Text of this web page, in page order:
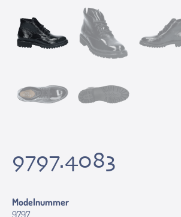
9797.4083
Modelnummer
9797